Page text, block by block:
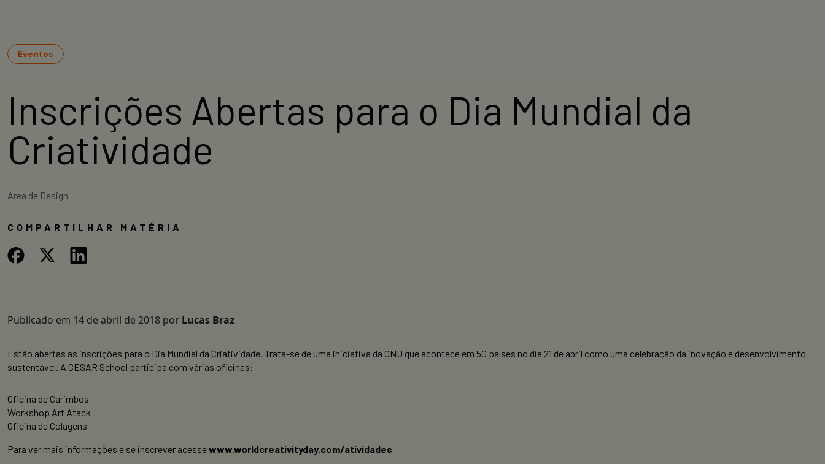
Eventos
Inscrições Abertas para o Dia Mundial da
Criatividade
Área de Design
COMPARTILHAR MATÉRIA
Publicado em 14 de abril de 2018 por Lucas Braz
Estão abertas as inscrições para o Dia Mundial da Criatividade. Trata-se de uma iniciativa da ONU que acontece em 50 países no dia 21 de abril como uma celebração da inovação e desenvolvimento
sustentável. A CESAR School participa com várias oficinas:
Oficina de Carimbos
Workshop Art Atack
Oficina de Colagens
Para ver mais informações e se inscrever acessewww.worldcreativityday.com/atividades